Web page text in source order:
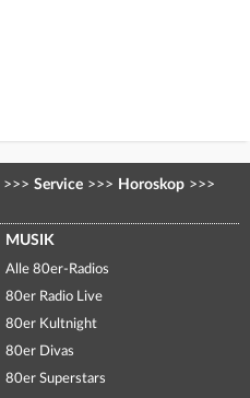
>>> Service >>> Horoskop >>>
MUSIK
Alle 80er-Radios
80er Radio Live
80er Kultnight
80er Divas
80er Superstars